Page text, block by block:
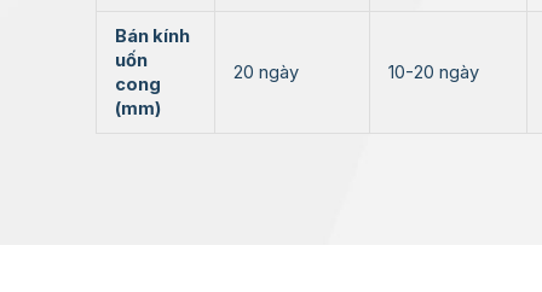
Bán kính
uốn
cong
(mm)
20 ngày 10-20 ngày